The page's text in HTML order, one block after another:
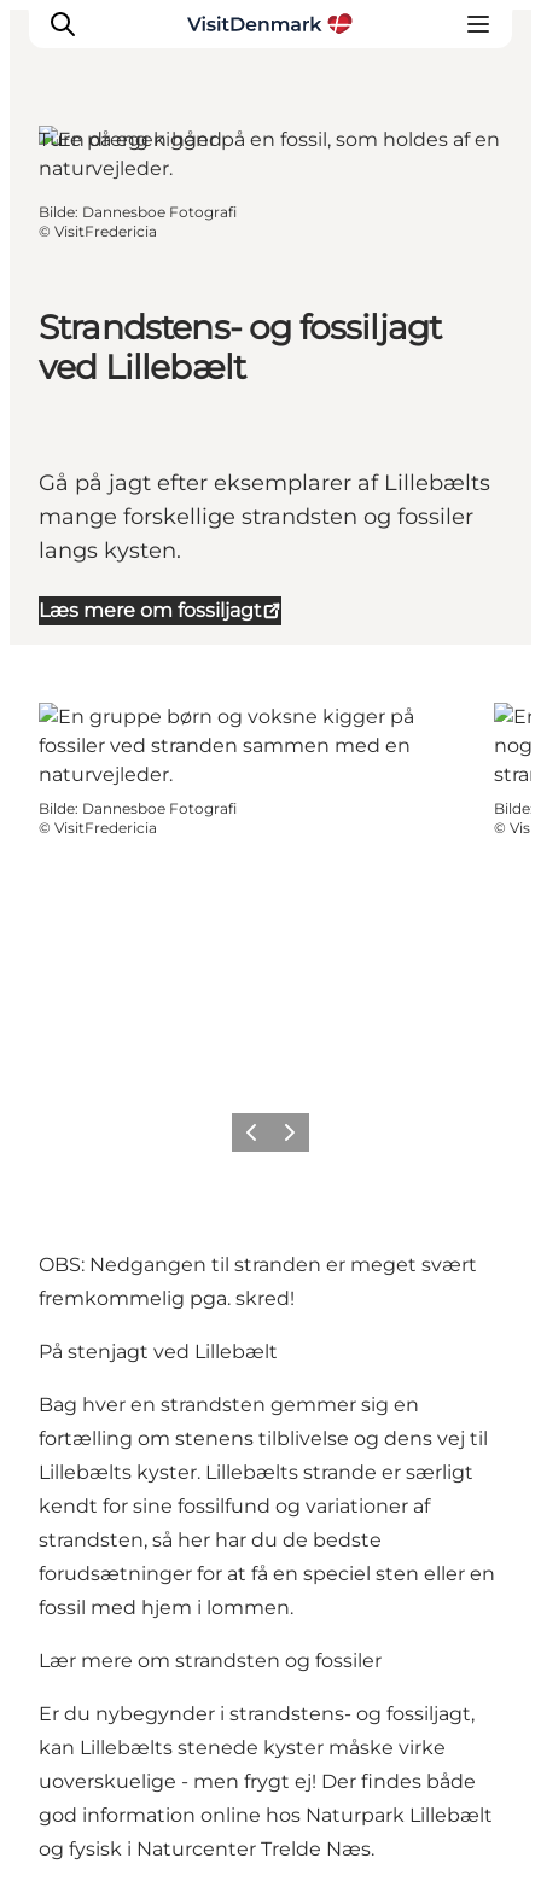
Inspirasjon
Reisemål
Overnatting
Planlegg reisen
Strandstens- og fossiljagt
ved Lillebælt
Gå på jagt efter eksemplarer af Lillebælts
mange forskellige strandsten og fossiler
langs kysten.
Læs mere om fossiljagt
Ture på egen hånd
Bilde: Dannesboe Fotografi
© VisitFredericia
Bilde: Dannesboe Fotografi
© VisitFredericia
Bilde:
©
ForrigeNeste
OBS: Nedgangen til stranden er meget svært
fremkommelig pga. skred!
På stenjagt ved Lillebælt
Bag hver en strandsten gemmer sig en
fortælling om stenens tilblivelse og dens vej til
Lillebælts kyster. Lillebælts strande er særligt
kendt for sine fossilfund og variationer af
strandsten, så her har du de bedste
forudsætninger for at få en speciel sten eller en
fossil med hjem i lommen.
Lær mere om strandsten og fossiler
Er du nybegynder i strandstens- og fossiljagt,
kan Lillebælts stenede kyster måske virke
uoverskuelige - men frygt ej! Der findes både
god information online hos Naturpark Lillebælt
og fysisk i Naturcenter Trelde Næs.